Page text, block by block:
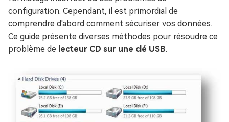
configuration. Cependant, il est primordial de
comprendre d'abord comment sécuriser vos données.
Ce guide présente diverses méthodes pour résoudre ce
problème de lecteur CD sur une clé USB.